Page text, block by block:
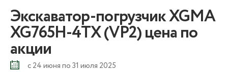
Экскаватор-погрузчик XGMA
XG765H-4TX (VP2) цена по
акции
с 24 июня по 31 июля 2025